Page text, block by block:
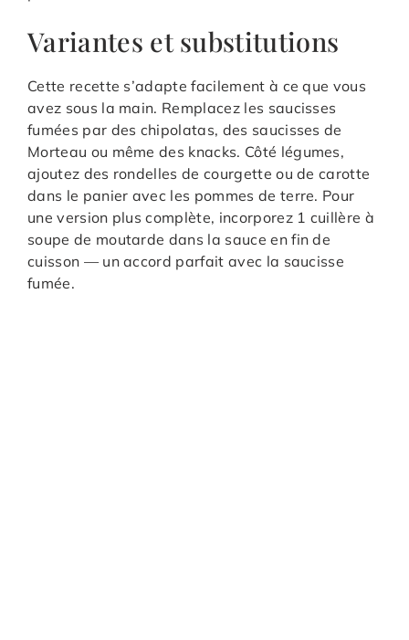
Variantes et substitutions
Cette recette s’adapte facilement à ce que vous
avez sous la main. Remplacez les saucisses
fumées par des chipolatas, des saucisses de
Morteau ou même des knacks. Côté légumes,
ajoutez des rondelles de courgette ou de carotte
dans le panier avec les pommes de terre. Pour
une version plus complète, incorporez 1 cuillère à
soupe de moutarde dans la sauce en fin de
cuisson — un accord parfait avec la saucisse
fumée.